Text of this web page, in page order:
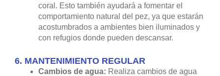
coral. Esto también ayudará a fomentar el
comportamiento natural del pez, ya que estarán
acostumbrados a ambientes bien iluminados y
con refugios donde pueden descansar.
6. MANTENIMIENTO REGULAR
Cambios de agua: Realiza cambios de agua